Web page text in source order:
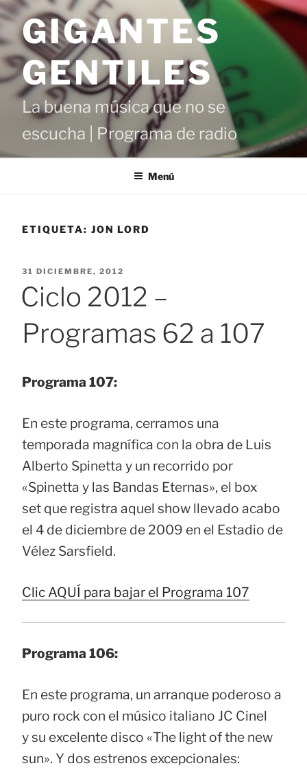
Saltar
contenido
GIGANTES
GENTILES
La buena música que no se
escucha | Programa de radio
Menú
ETIQUETA: JON LORD
PUBLICADO
31 DICIEMBRE, 2012
Ciclo 2012 –
Programas 62 a 107
Programa 107:
En este programa, cerramos una
temporada magnífica con la obra de Luis
Alberto Spinetta y un recorrido por
«Spinetta y las Bandas Eternas», el box
set que registra aquel show llevado acabo
el 4 de diciembre de 2009 en el Estadio de
Vélez Sarsfield.
Clic AQUÍ para bajar el Programa 107
Programa 106:
En este programa, un arranque poderoso a
puro rock con el músico italiano JC Cinel
y su excelente disco «The light of the new
sun». Y dos estrenos excepcionales: